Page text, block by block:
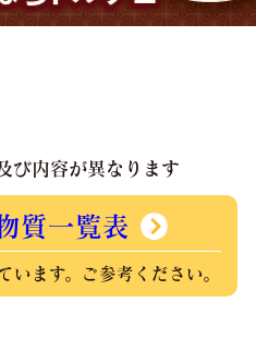
び内容が異なります
質一覧表
います。ご参考ください。